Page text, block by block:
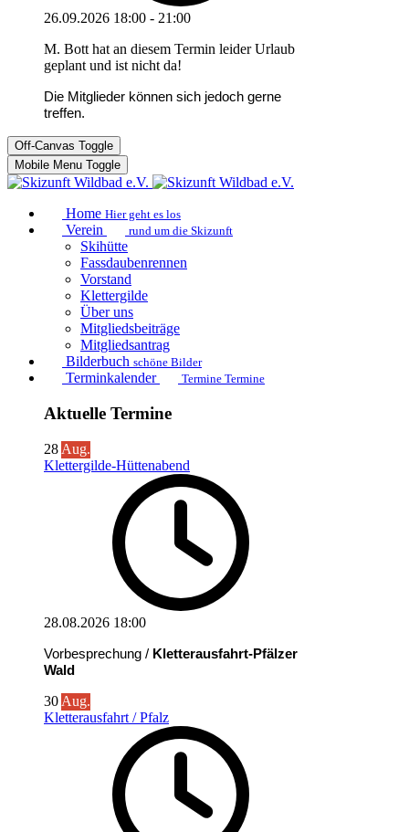
26.09.2026 18:00 - 21:00
M. Bott hat an diesem Termin leider Urlaub
geplant und ist nicht da!
Die Mitglieder können sich jedoch gerne
treffen.
Off-Canvas Toggle
Mobile Menu Toggle
Home Hier geht es los
Verein rund um die Skizunft
Skihütte
Fassdaubenrennen
Vorstand
Klettergilde
Über uns
Mitgliedsbeiträge
Mitgliedsantrag
Bilderbuch schöne Bilder
Terminkalender Termine Termine
Aktuelle Termine
28 Aug.
Klettergilde-Hüttenabend
28.08.2026 18:00
Vorbesprechung / Kletterausfahrt-Pfälzer
Wald
30 Aug.
Kletterausfahrt / Pfalz